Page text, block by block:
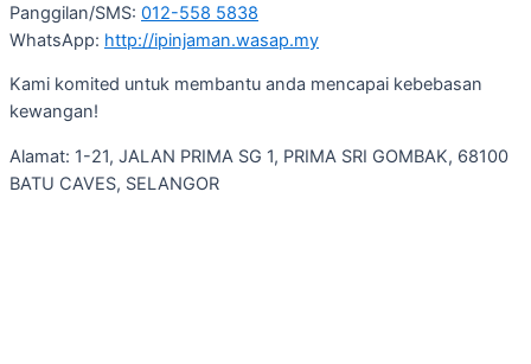
Panggilan/SMS: 012-558 5838
WhatsApp: http://ipinjaman.wasap.my
Kami komited untuk membantu anda mencapai kebebasan
kewangan!
Alamat: 1-21, JALAN PRIMA SG 1, PRIMA SRI GOMBAK, 68100
BATU CAVES, SELANGOR